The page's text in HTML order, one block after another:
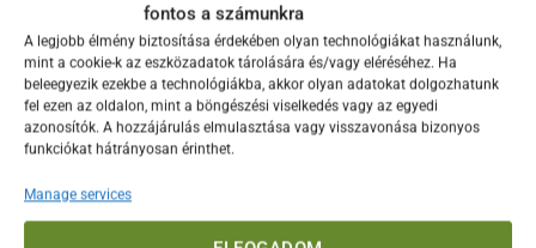
fontos a számunkra
A legjobb élmény biztosítása érdekében olyan technológiákat használunk,
mint a cookie-k az eszközadatok tárolására és/vagy eléréséhez. Ha
beleegyezik ezekbe a technológiákba, akkor olyan adatokat dolgozhatunk
fel ezen az oldalon, mint a böngészési viselkedés vagy az egyedi
azonosítók. A hozzájárulás elmulasztása vagy visszavonása bizonyos
funkciókat hátrányosan érinthet.
Manage services
Ooni Karu 2 Pro gázégő,
Karu 16 gázégő
58.300Ft
KOSÁRBA TESZEM
Ooni Fyra 12
hordozótáska
19.800Ft Original
price
was:
19.800 Ft.
9.900FtCurrent
price
9.900 Ft.
-9.900 Ft -50%